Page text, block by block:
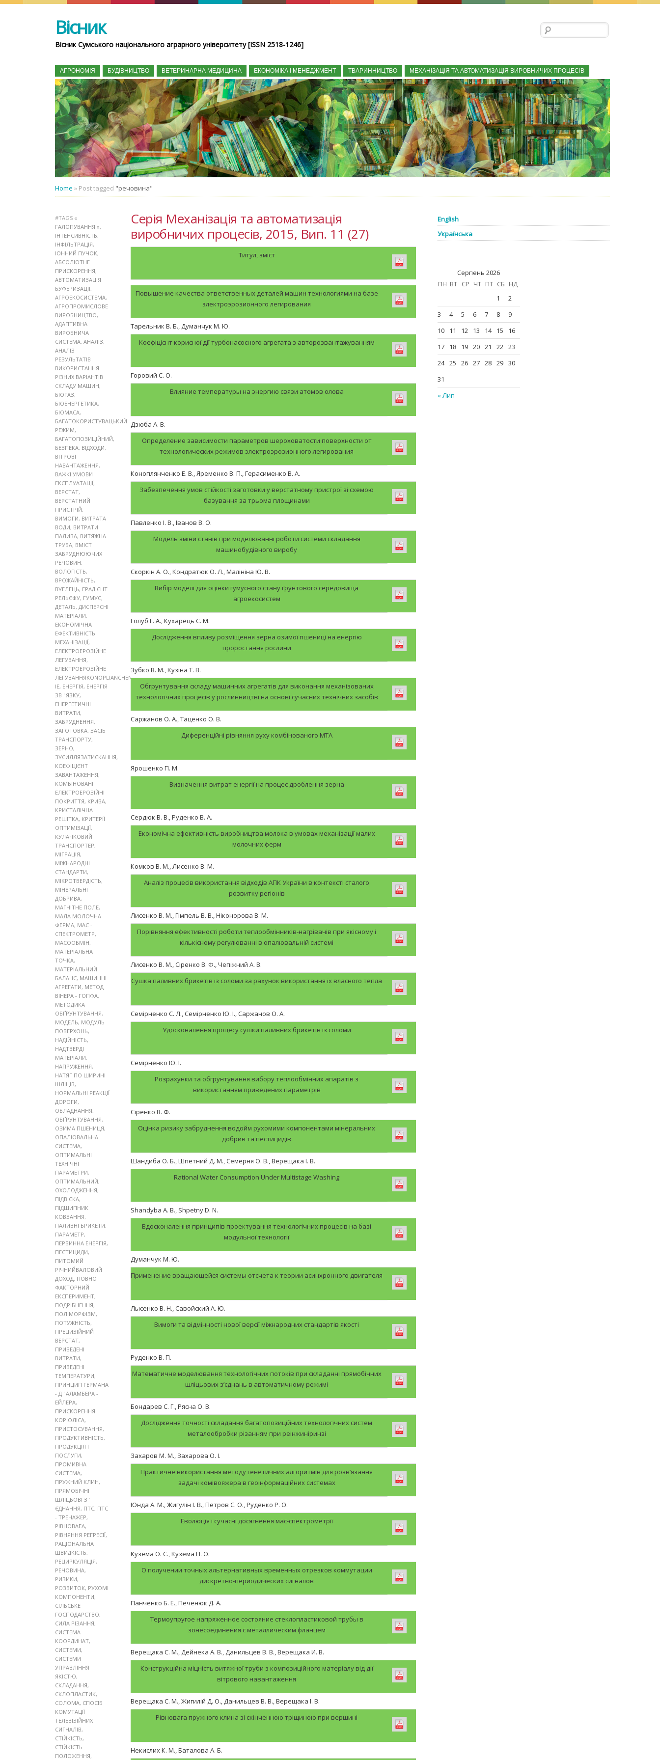
Вісник
Вісник Сумського національного аграрного університету [ISSN 2518-1246]
Пошук:
АГРОНОМІЯ БУДІВНИЦТВО ВЕТЕРИНАРНА МЕДИЦИНА ЕКОНОМІКА І МЕНЕДЖМЕНТ ТВАРИННИЦТВО МЕХАНІЗАЦІЯ ТА АВТОМАТИЗАЦІЯ ВИРОБНИЧИХ ПРОЦЕСІВ
Home » Post tagged "речовина"
#TAGS «
ГАЛОПУВАННЯ »,
ІНТЕНСИВНІСТЬ,
ІНФІЛЬТРАЦІЯ,
ІОННИЙ ПУЧОК,
АБСОЛЮТНЕ
ПРИСКОРЕННЯ,
АВТОМАТИЗАЦІЯ
БУФЕРИЗАЦІЇ,
АГРОЕКОСИСТЕМА,
АГРОПРОМИСЛОВЕ
ВИРОБНИЦТВО,
АДАПТИВНА
ВИРОБНИЧА
СИСТЕМА, АНАЛІЗ,
АНАЛІЗ
РЕЗУЛЬТАТІВ
ВИКОРИСТАННЯ
РІЗНИХ ВАРІАНТІВ
СКЛАДУ МАШИН,
БІОГАЗ,
БІОЕНЕРГЕТИКА,
БІОМАСА,
БАГАТОКОРИСТУВАЦЬКИЙ
РЕЖИМ,
БАГАТОПОЗИЦІЙНИЙ,
БЕЗПЕКА, ВІДХОДИ,
ВІТРОВІ
НАВАНТАЖЕННЯ,
ВАЖКІ УМОВИ
ЕКСПЛУАТАЦІЇ,
ВЕРСТАТ,
ВЕРСТАТНИЙ
ПРИСТРІЙ,
ВИМОГИ, ВИТРАТА
ВОДИ, ВИТРАТИ
ПАЛИВА, ВИТЯЖНА
ТРУБА, ВМІСТ
ЗАБРУДНЮЮЧИХ
РЕЧОВИН,
ВОЛОГІСТЬ,
ВРОЖАЙНІСТЬ,
ВУГЛЕЦЬ, ГРАДІЄНТ
РЕЛЬЄФУ, ГУМУС,
ДЕТАЛЬ, ДИСПЕРСНІ
МАТЕРІАЛИ,
ЕКОНОМІЧНА
ЕФЕКТИВНІСТЬ
МЕХАНІЗАЦІЇ,
ЕЛЕКТРОЕРОЗІЙНЕ
ЛЕГУВАННЯ,
ЕЛЕКТРОЕРОЗІЙНЕ
ЛЕГУВАННЯKONOPLIANCHENKO
IE, ЕНЕРГІЯ, ЕНЕРГІЯ
ЗВ ' ЯЗКУ,
ЕНЕРГЕТИЧНІ
ВИТРАТИ,
ЗАБРУДНЕННЯ,
ЗАГОТОВКА, ЗАСІБ
ТРАНСПОРТУ,
ЗЕРНО,
ЗУСИЛЛЯЗАТИСКАННЯ,
КОЕФІЦІЄНТ
ЗАВАНТАЖЕННЯ,
КОМБІНОВАНІ
ЕЛЕКТРОЕРОЗІЙНІ
ПОКРИТТЯ, КРИВА,
КРИСТАЛІЧНА
РЕШІТКА, КРИТЕРІЇ
ОПТИМІЗАЦІЇ,
КУЛАЧКОВИЙ
ТРАНСПОРТЕР,
МІГРАЦІЯ,
МІЖНАРОДНІ
СТАНДАРТИ,
МІКРОТВЕРДІСТЬ,
МІНЕРАЛЬНІ
ДОБРИВА,
МАГНІТНЕ ПОЛЕ,
МАЛА МОЛОЧНА
ФЕРМА, МАС -
СПЕКТРОМЕТР,
МАСООБМІН,
МАТЕРІАЛЬНА
ТОЧКА,
МАТЕРІАЛЬНИЙ
БАЛАНС, МАШИННІ
АГРЕГАТИ, МЕТОД
ВІНЕРА - ГОПФА,
МЕТОДИКА
ОБҐРУНТУВАННЯ,
МОДЕЛЬ, МОДУЛЬ
ПОВЕРХОНЬ,
НАДІЙНІСТЬ,
НАДТВЕРДІ
МАТЕРІАЛИ,
НАПРУЖЕННЯ,
НАТЯГ ПО ШИРИНІ
ШЛІЦІВ,
НОРМАЛЬНІ РЕАКЦІЇ
ДОРОГИ,
ОБЛАДНАННЯ,
ОБҐРУНТУВАННЯ,
ОЗИМА ПШЕНИЦЯ,
ОПАЛЮВАЛЬНА
СИСТЕМА,
ОПТИМАЛЬНІ
ТЕХНІЧНІ
ПАРАМЕТРИ,
ОПТИМАЛЬНИЙ,
ОХОЛОДЖЕННЯ,
ПІДВІСКА,
ПІДШИПНИК
КОВЗАННЯ,
ПАЛИВНІ БРИКЕТИ,
ПАРАМЕТР,
ПЕРВИННА ЕНЕРГІЯ,
ПЕСТИЦИДИ,
ПИТОМИЙ
РІЧНИЙВАЛОВИЙ
ДОХОД, ПОВНО
ФАКТОРНИЙ
ЕКСПЕРИМЕНТ,
ПОДРІБНЕННЯ,
ПОЛІМОРФІЗМ,
ПОТУЖНІСТЬ,
ПРЕЦИЗІЙНИЙ
ВЕРСТАТ,
ПРИВЕДЕНІ
ВИТРАТИ,
ПРИВЕДЕНІ
ТЕМПЕРАТУРИ,
ПРИНЦИП ГЕРМАНА
- Д ' АЛАМБЕРА -
ЕЙЛЕРА,
ПРИСКОРЕННЯ
КОРІОЛІСА,
ПРИСТОСУВАННЯ,
ПРОДУКТИВНІСТЬ,
ПРОДУКЦІЯ І
ПОСЛУГИ,
ПРОМИВНА
СИСТЕМА,
ПРУЖНИЙ КЛИН,
ПРЯМОБІЧНІ
ШЛІЦЬОВІ З ’
ЄДНАННЯ, ПТС, ПТС
- ТРЕНАЖЕР,
РІВНОВАГА,
РІВНЯННЯ РЕГРЕСІЇ,
РАЦІОНАЛЬНА
ШВИДКІСТЬ,
РЕЦИРКУЛЯЦІЯ,
РЕЧОВИНА,
РИЗИКИ,
РОЗВИТОК, РУХОМІ
КОМПОНЕНТИ,
СІЛЬСЬКЕ
ГОСПОДАРСТВО,
СИЛА РІЗАННЯ,
СИСТЕМА
КООРДИНАТ,
СИСТЕМИ,
СИСТЕМИ
УПРАВЛІННЯ
ЯКІСТЮ,
СКЛАДАННЯ,
СКЛОПЛАСТИК,
СОЛОМА, СПОСІБ
КОМУТАЦІЇ
ТЕЛЕВІЗІЙНИХ
СИГНАЛІВ,
СТІЙКІСТЬ,
СТІЙКІСТЬ
ПОЛОЖЕННЯ,
Серія Механізація та автоматизація
виробничих процесів, 2015, Вип. 11 (27)
Титул, зміст
Повышение качества ответственных деталей машин технологиями на базе
электроэрозионного легирования
Тарельник В. Б., Думанчук М. Ю.
Коефіцієнт корисної дії турбонасосного агрегата з авторозвантажуванням
Горовий С. О.
Влияние температуры на энергию связи атомов олова
Дзюба А. В.
Определение зависимости параметров шероховатости поверхности от
технологических режимов электроэрозионного легирования
Коноплянченко Е. В., Яременко В. П., Герасименко В. А.
Забезпечення умов стійкості заготовки у верстатному пристрої зі схемою
базування за трьома площинами
Павленко І. В., Іванов В. О.
Модель зміни станів при моделюванні роботи системи складання
машинобудівного виробу
Скоркін А. О., Кондратюк О. Л., Малініна Ю. В.
Вибір моделі для оцінки гумусного стану ґрунтового середовища
агроекосистем
Голуб Г. А., Кухарець С. М.
Дослідження впливу розміщення зерна озимої пшениці на енергію
проростання рослини
Зубко В. М., Кузіна Т. В.
Обгрунтування складу машинних агрегатів для виконання механізованих
технологічних процесів у рослинництві на основі сучасних технічних засобів
Саржанов О. А., Таценко О. В.
Диференційні рівняння руху комбінованого МТА
Ярошенко П. М.
Визначення витрат енергії на процес дроблення зерна
Сердюк В. В., Руденко В. А.
Економічна ефективність виробництва молока в умовах механізації малих
молочних ферм
Комков В. М., Лисенко В. М.
Аналіз процесів використання відходів АПК України в контексті сталого
розвитку регіонів
Лисенко В. М., Гімпель В. В., Ніконорова В. М.
Порівняння ефективності роботи теплообмінників-нагрівачів при якісному і
кількісному регулюванні в опалювальній системі
Лисенко В. М., Сіренко В. Ф., Чепіжний А. В.
Сушка паливних брикетів із соломи за рахунок використання їх власного тепла
Семірненко С. Л., Семірненко Ю. І., Саржанов О. А.
Удосконалення процесу сушки паливних брикетів із соломи
Семірненко Ю. І.
Розрахунки та обгрунтування вибору теплообмінних апаратів з
використанням приведених параметрів
Сіренко В. Ф.
Оцінка ризику забруднення водойм рухомими компонентами мінеральних
добрив та пестицидів
Шандиба О. Б., Шпетний Д. М., Семерня О. В., Верещака І. В.
Rational Water Consumption Under Multistage Washing
Shandyba A. B., Shpetny D. N.
Вдосконалення принципів проектування технологічних процесів на базі
модульної технології
Думанчук М. Ю.
Применение вращающейся системы отсчета к теории асинхронного двигателя
Лысенко В. Н., Савойский А. Ю.
Вимоги та відмінності нової версії міжнародних стандартів якості
Руденко В. П.
Математичне моделювання технологічних потоків при складанні прямобічних
шліцьових з’єднань в автоматичному режимі
Бондарев С. Г., Рясна О. В.
Дослідження точності складання багатопозиційних технологічних систем
металообробки різанням при реінжиніринзі
Захаров М. М., Захарова О. І.
Практичне використання методу генетичних алгоритмів для розв’язання
задачі комівояжера в геоінформаційних системах
Юнда А. М., Жигулін І. В., Петров С. О., Руденко Р. О.
Еволюція і сучасні досягнення мас-спектрометрії
Кузема О. С., Кузема П. О.
О получении точных альтернативных временных отрезков коммутации
дискретно-периодических сигналов
Панченко Б. Е., Печенюк Д. А.
Термоупругое напряженное состояние стеклопластиковой трубы в
зонесоединения с металлическим фланцем
Верещака С. М., Дейнека А. В., Данильцев В. В., Верещака И. В.
Конструкційна міцність витяжної труби з композиційного матеріалу від дії
вітрового навантаження
Верещака С. М., Жигилій Д. О., Данильцев В. В., Верещака І. В.
Рівновага пружного клина зі скінченною тріщиною при вершині
Некислих К. М., Баталова А. Б.
English
Українська
Серпень 2026
ПН ВТ СР ЧТ ПТ СБ НД
« Лип
1
2
3
4 5 6 7 8
9
10
11 12 13 14 15
16
17
18 19 20 21 22
23
24 25 26 27 28 29 30
31